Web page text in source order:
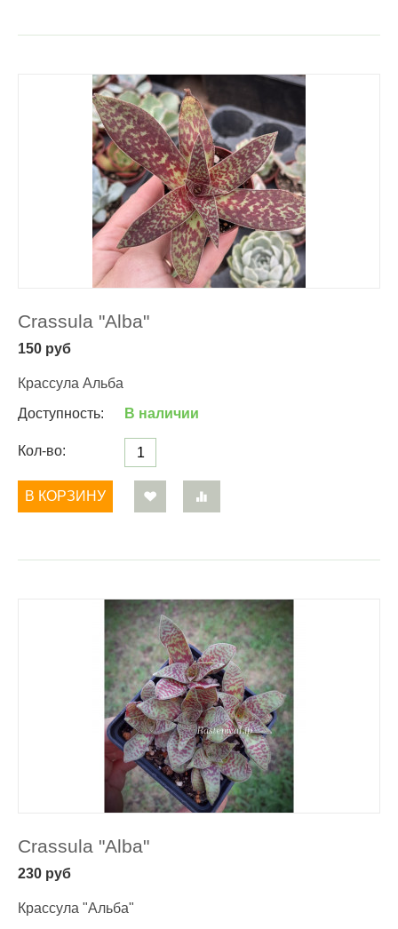
Crassula "Alba"
150 руб
Крассула Альба
Доступность:
В наличии
Кол-во:
В КОРЗИНУ
Crassula "Alba"
230 руб
Крассула "Альба"